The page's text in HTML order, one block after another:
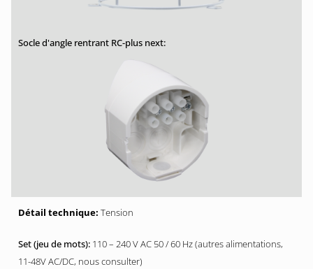
Tension
110 – 240 V AC 50 / 60 Hz (autres alimentations,
11-48V AC/DC, nous consulter)